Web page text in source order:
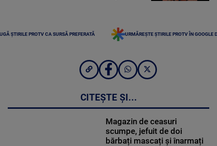
ȘTIRILE PROTV CA SURSĂ PREFERATĂ URMĂREȘTE ȘTIRILE PROTV ÎN GOOGLE
CITEȘTE ȘI...
Magazin de ceasuri
scumpe, jefuit de doi
bărbați mascați și înarmați